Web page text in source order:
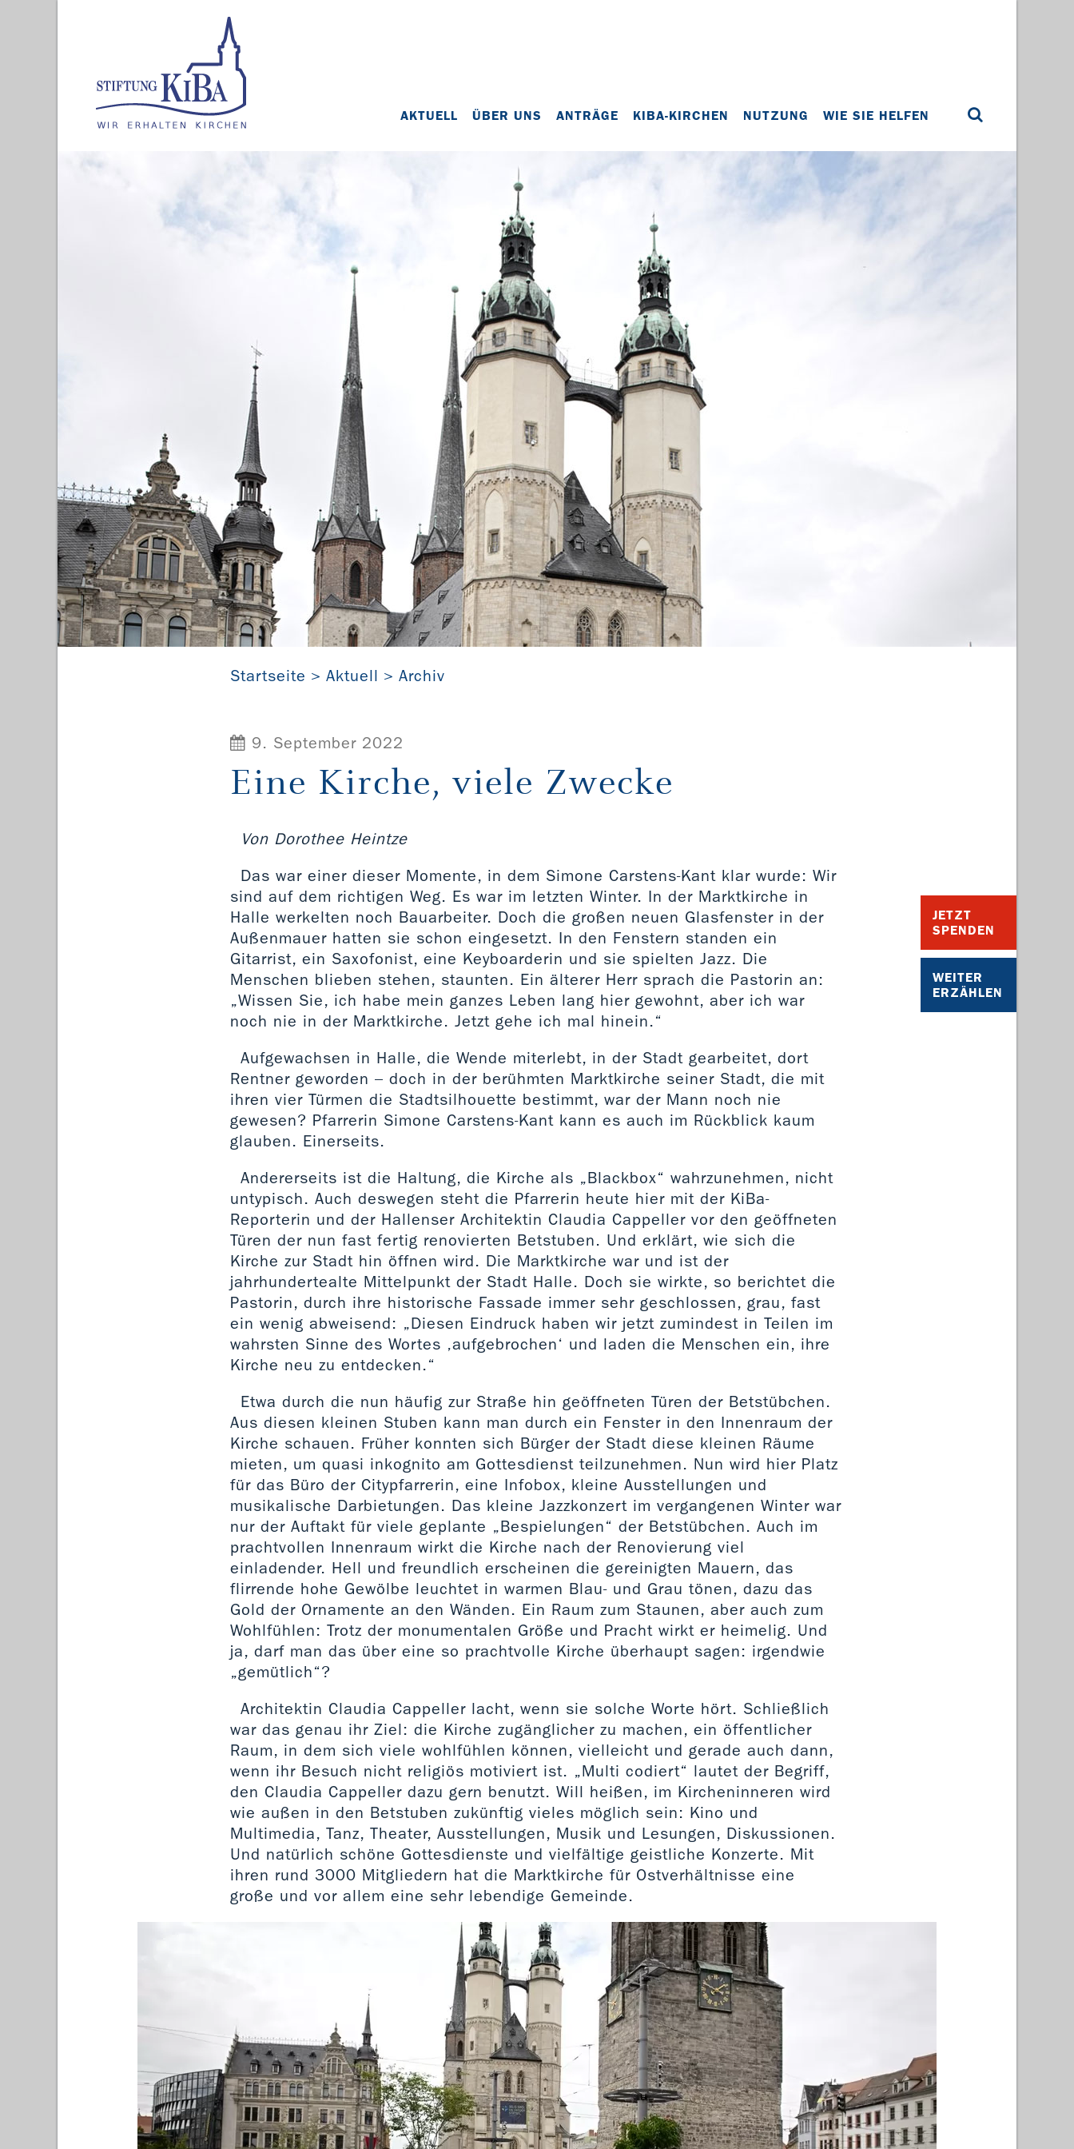
AKTUELL ÜBER UNS ANTRÄGE KIBA-KIRCHEN NUTZUNG WIE SIE HELFEN
Marktkirche Halle (Sachsen-Anhalt)
JETZT
SPENDEN
WEITER
ERZÄHLEN
Startseite Aktuell Archiv
9. September 2022
Eine Kirche, viele Zwecke
Von Dorothee Heintze
Das war einer dieser Momente, in dem Simone Carstens-Kant klar wurde: Wir
sind auf dem richtigen Weg. Es war im letzten Winter. In der Marktkirche in
Halle werkelten noch Bauarbeiter. Doch die großen neuen Glasfenster in der
Außenmauer hatten sie schon eingesetzt. In den Fenstern standen ein
Gitarrist, ein Saxofonist, eine Keyboarderin und sie spielten Jazz. Die
Menschen blieben stehen, staunten. Ein älterer Herr sprach die Pastorin an:
„Wissen Sie, ich habe mein ganzes Leben lang hier gewohnt, aber ich war
noch nie in der Marktkirche. Jetzt gehe ich mal hinein.“
Aufgewachsen in Halle, die Wende miterlebt, in der Stadt gearbeitet, dort
Rentner geworden – doch in der berühmten Marktkirche seiner Stadt, die mit
ihren vier Türmen die Stadtsilhouette bestimmt, war der Mann noch nie
gewesen? Pfarrerin Simone Carstens-Kant kann es auch im Rückblick kaum
glauben. Einerseits.
Andererseits ist die Haltung, die Kirche als „Blackbox“ wahrzunehmen, nicht
untypisch. Auch deswegen steht die Pfarrerin heute hier mit der KiBa-
Reporterin und der Hallenser Architektin Claudia Cappeller vor den geöffneten
Türen der nun fast fertig renovierten Betstuben. Und erklärt, wie sich die
Kirche zur Stadt hin öffnen wird. Die Marktkirche war und ist der
jahrhundertealte Mittelpunkt der Stadt Halle. Doch sie wirkte, so berichtet die
Pastorin, durch ihre historische Fassade immer sehr geschlossen, grau, fast
ein wenig abweisend: „Diesen Eindruck haben wir jetzt zumindest in Teilen im
wahrsten Sinne des Wortes ‚aufgebrochen‘ und laden die Menschen ein, ihre
Kirche neu zu entdecken.“
Etwa durch die nun häufig zur Straße hin geöffneten Türen der Betstübchen.
Aus diesen kleinen Stuben kann man durch ein Fenster in den Innenraum der
Kirche schauen. Früher konnten sich Bürger der Stadt diese kleinen Räume
mieten, um quasi inkognito am Gottesdienst teilzunehmen. Nun wird hier Platz
für das Büro der Citypfarrerin, eine Infobox, kleine Ausstellungen und
musikalische Darbietungen. Das kleine Jazzkonzert im vergangenen Winter war
nur der Auftakt für viele geplante „Bespielungen“ der Betstübchen. Auch im
prachtvollen Innenraum wirkt die Kirche nach der Renovierung viel
einladender. Hell und freundlich erscheinen die gereinigten Mauern, das
flirrende hohe Gewölbe leuchtet in warmen Blau- und Grau tönen, dazu das
Gold der Ornamente an den Wänden. Ein Raum zum Staunen, aber auch zum
Wohlfühlen: Trotz der monumentalen Größe und Pracht wirkt er heimelig. Und
ja, darf man das über eine so prachtvolle Kirche überhaupt sagen: irgendwie
„gemütlich“?
Architektin Claudia Cappeller lacht, wenn sie solche Worte hört. Schließlich
war das genau ihr Ziel: die Kirche zugänglicher zu machen, ein öffentlicher
Raum, in dem sich viele wohlfühlen können, vielleicht und gerade auch dann,
wenn ihr Besuch nicht religiös motiviert ist. „Multi codiert“ lautet der Begriff,
den Claudia Cappeller dazu gern benutzt. Will heißen, im Kircheninneren wird
wie außen in den Betstuben zukünftig vieles möglich sein: Kino und
Multimedia, Tanz, Theater, Ausstellungen, Musik und Lesungen, Diskussionen.
Und natürlich schöne Gottesdienste und vielfältige geistliche Konzerte. Mit
ihren rund 3000 Mitgliedern hat die Marktkirche für Ostverhältnisse eine
große und vor allem eine sehr lebendige Gemeinde.